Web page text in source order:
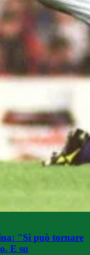
"Si può tornare
E su